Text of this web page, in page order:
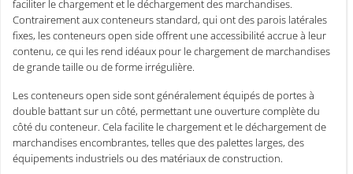
faciliter le chargement et le déchargement des marchandises.
Contrairement aux conteneurs standard, qui ont des parois latérales
fixes, les conteneurs open side offrent une accessibilité accrue à leur
contenu, ce qui les rend idéaux pour le chargement de marchandises
de grande taille ou de forme irrégulière.
Les conteneurs open side sont généralement équipés de portes à
double battant sur un côté, permettant une ouverture complète du
côté du conteneur. Cela facilite le chargement et le déchargement de
marchandises encombrantes, telles que des palettes larges, des
équipements industriels ou des matériaux de construction.